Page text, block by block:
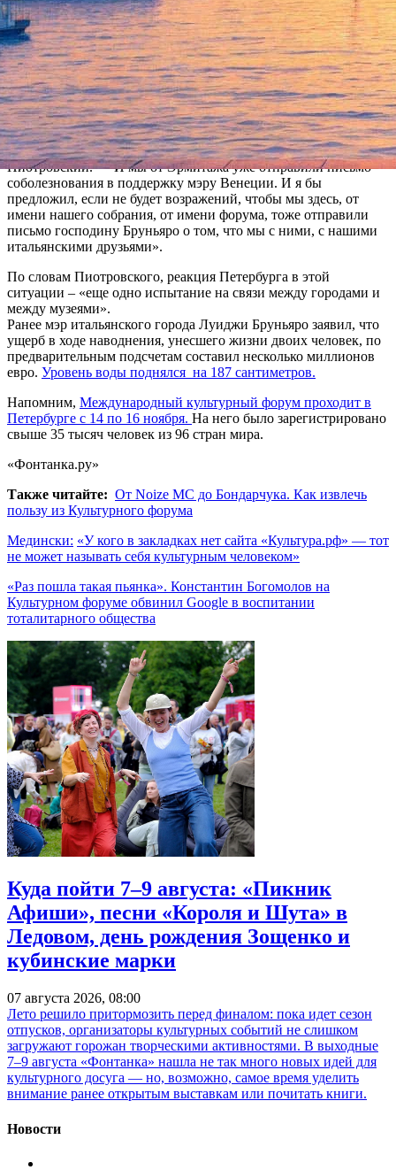
Глава Эрмитажа Михаил Пиотровский в ходе
Международного культурного форума, который в эти минуты
проходит в Главном штабе, отправил слова поддержки от
имени Государственного Эрмитажа руководству Венеции,
переживающей самое серьезное наводнение за последние
полвека.
«Есть такой замечательный город-музей, такой же как
Петербург, – Венеция, и сейчас там происходят страшные
события, борьба с природой, со стихией, — напомнил
Пиотровский. — И мы от Эрмитажа уже отправили письмо
соболезнования в поддержку мэру Венеции. И я бы
предложил, если не будет возражений, чтобы мы здесь, от
имени нашего собрания, от имени форума, тоже отправили
письмо господину Бруньяро о том, что мы с ними, с нашими
итальянскими друзьями».
По словам Пиотровского, реакция Петербурга в этой
ситуации – «еще одно испытание на связи между городами и
между музеями».
Ранее мэр итальянского города Луиджи Бруньяро заявил, что
ущерб в ходе наводнения, унесшего жизни двоих человек, по
предварительным подсчетам составил несколько миллионов
евро. Уровень воды поднялся на 187 сантиметров.
Напомним, Международный культурный форум проходит в
Петербурге с 14 по 16 ноября. На него было зарегистрировано
свыше 35 тысяч человек из 96 стран мира.
«Фонтанка.ру»
Также читайте: От Noize MC до Бондарчука. Как извлечь
пользу из Культурного форума
Медински: «У кого в закладках нет сайта «Культура.рф» — тот
не может называть себя культурным человеком»
«Раз пошла такая пьянка». Константин Богомолов на
Культурном форуме обвинил Google в воспитании
тоталитарного общества
Куда пойти 7–9 августа: «Пикник
Афиши», песни «Короля и Шута» в
Ледовом, день рождения Зощенко и
кубинские марки
07 августа 2026, 08:00
Лето решило притормозить перед финалом: пока идет сезон
отпусков, организаторы культурных событий не слишком
загружают горожан творческими активностями. В выходные
7–9 августа «Фонтанка» нашла не так много новых идей для
культурного досуга — но, возможно, самое время уделить
внимание ранее открытым выставкам или почитать книги.
Новости